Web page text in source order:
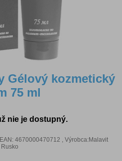
Gélový kozmetický
75 ml
nie je dostupný.
4670000470712 , Výrobca:Malavit
Rusko